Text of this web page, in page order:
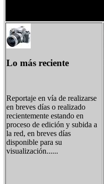
Lo más reciente
Reportaje en vía de realizarse
en breves días o realizado
recientemente estando en
proceso de edición y subida a
la red, en breves días
disponible para su
visualización......